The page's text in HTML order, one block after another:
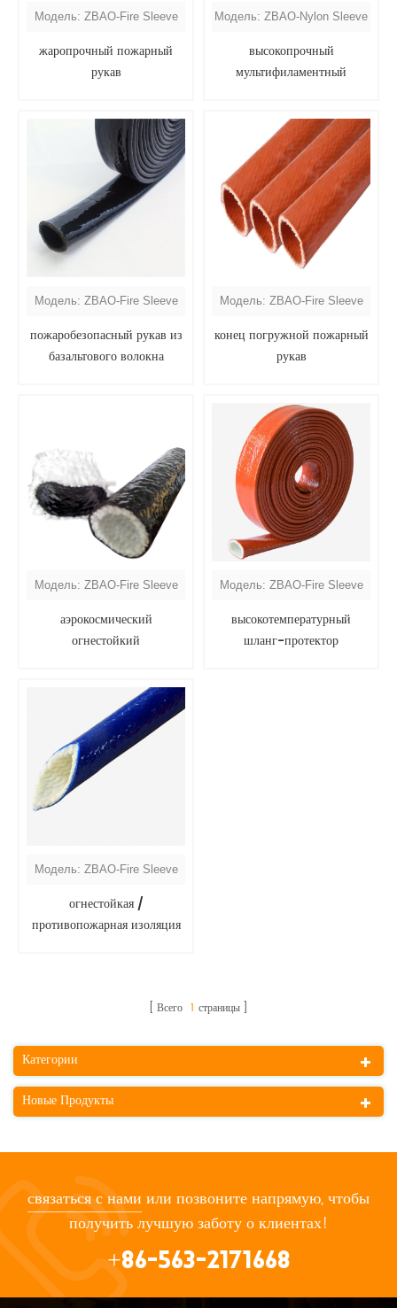
Модель: ZBAO-Fire Sleeve
жаропрочный пожарный
рукав
Модель: ZBAO-Nylon Sleeve
высокопрочный
мультифиламентный
Модель: ZBAO-Fire Sleeve
пожаробезопасный рукав из
базальтового волокна
Модель: ZBAO-Fire Sleeve
конец погружной пожарный
рукав
Модель: ZBAO-Fire Sleeve
аэрокосмический
огнестойкий
Модель: ZBAO-Fire Sleeve
высокотемпературный
шланг-протектор
Модель: ZBAO-Fire Sleeve
огнестойкая /
противопожарная изоляция
Всего 1 страницы
Категории
Новые Продукты
связаться с нами или позвоните напрямую, чтобы
получить лучшую заботу о клиентах!
+86-563-2171668